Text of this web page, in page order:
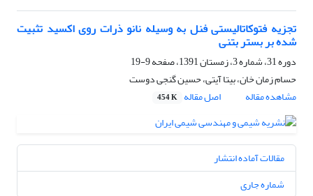
تجزیه فتوکاتالیستی فنل به وسیله نانو ذرات روی اکسید تثبیت
شده بر بستر بتنی
دوره 31، شماره 3، زمستان 1391، صفحه
9-19
حسام زمان خان، بیتا آیتی، حسین گنجی دوست
مشاهده مقاله
اصل مقاله 454 K
مقالات آماده انتشار
شماره جاری